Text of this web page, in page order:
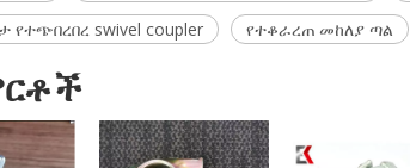
የተጭበረበረ swivel coupler
የተቆራረጠ መከለያ ጣል